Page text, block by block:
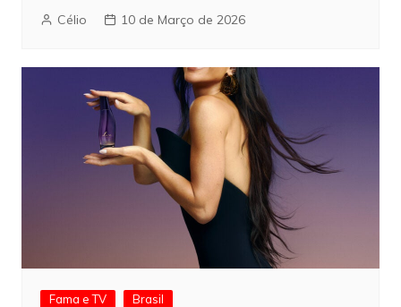
Célio 10 de Março de 2026
Fama e TV Brasil